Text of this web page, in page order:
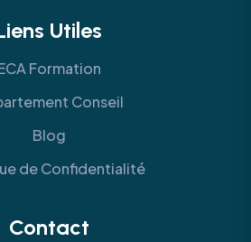
Utiles
Formation
Conseil
Blog
de Confidentialité
Contact